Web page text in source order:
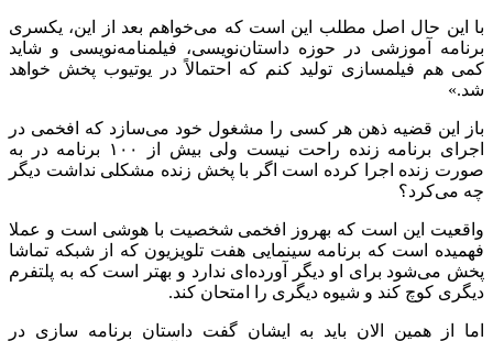
با این حال اصل مطلب این است که می‌خواهم بعد از این، یکسری
برنامه آموزشی در حوزه داستان‌نویسی، فیلمنامه‌نویسی و شاید
کمی هم فیلمسازی تولید کنم که احتمالاً در یوتیوب پخش خواهد
شد.»
باز این قضیه ذهن هر کسی را مشغول خود می‌سازد که افخمی در
اجرای برنامه زنده راحت نیست ولی بیش از ۱۰۰ برنامه در به
صورت زنده اجرا کرده است اگر با پخش زنده مشکلی نداشت دیگر
چه می‌کرد؟
واقعیت این است که بهروز افخمی شخصیت با هوشی است و عملا
فهمیده است که برنامه سینمایی هفت تلویزیون که از شبکه تماشا
پخش می‌شود برای او دیگر آورده‌ای ندارد و بهتر است که به پلتفرم
دیگری کوچ کند و شیوه دیگری را امتحان کند.
اما از همین الان باید به ایشان گفت داستان برنامه سازی در